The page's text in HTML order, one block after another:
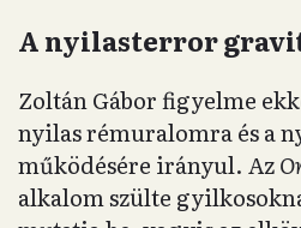
A nyilasterror
Zoltán Gábor figyelme
nyilas rémuralomra és a
működésére irányul. Az
alkalom szülte